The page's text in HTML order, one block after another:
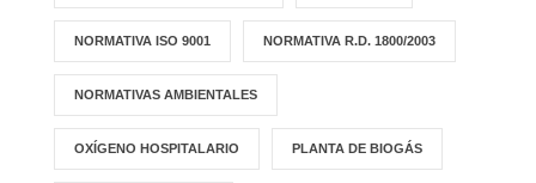
NORMATIVA ISO 9001 NORMATIVA R.D. 1800/2003
NORMATIVAS AMBIENTALES
OXÍGENO HOSPITALARIO PLANTA DE BIOGÁS